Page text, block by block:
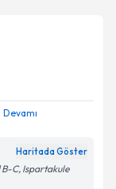
Devamı
Haritada Göster
B-C, Ispartakule